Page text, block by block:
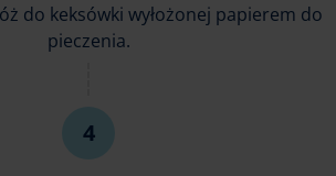
do keksówki wyłożonej papierem do
pieczenia.